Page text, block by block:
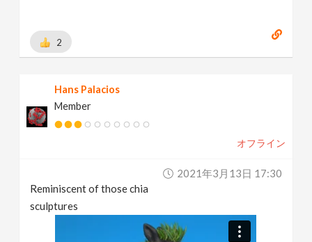
2
Hans Palacios
Member
オフライン
2021年3月13日 17:30
Reminiscent of those chia
sculptures